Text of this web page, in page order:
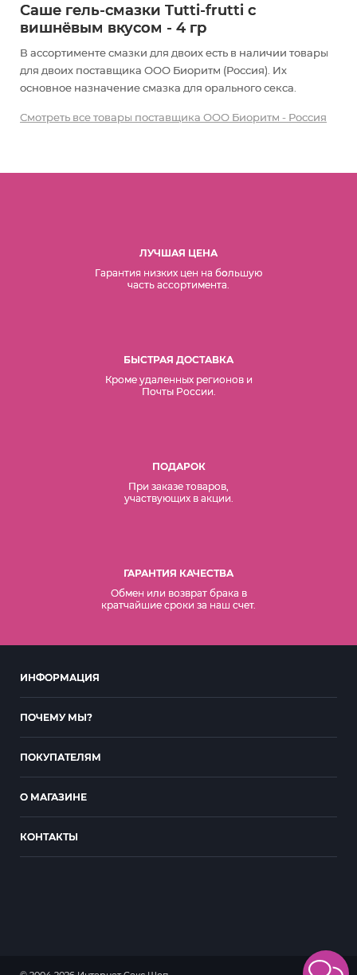
Саше гель-смазки Tutti-frutti с
вишнёвым вкусом - 4 гр
В ассортименте смазки для двоих есть в наличии товары
для двоих поставщика ООО Биоритм (Россия). Их
основное назначение смазка для орального секса
Смотреть все товары поставщика ООО Биоритм - Россия
ЛУЧШАЯ ЦЕНА
Гарантия низких цен на большую
часть ассортимента.
БЫСТРАЯ ДОСТАВКА
Кроме удаленных регионов и
Почты России.
ПОДАРОК
При заказе товаров,
участвующих в акции.
ГАРАНТИЯ КАЧЕСТВА
Обмен или возврат брака в
кратчайшие сроки за наш счет.
ИНФОРМАЦИЯ
ПОЧЕМУ МЫ?
ПОКУПАТЕЛЯМ
О МАГАЗИНЕ
КОНТАКТЫ